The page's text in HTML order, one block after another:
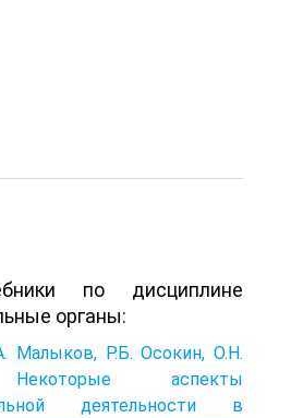
по дисциплине
органы:
Малыков, Р.Б. Осокин, О.Н.
аспекты
деятельности в